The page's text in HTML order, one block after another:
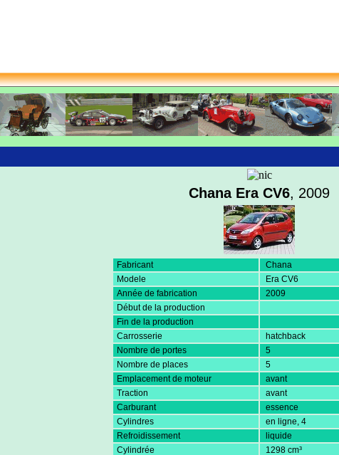
Chana Era CV6, 2009
Fabricant
Chana
Modele
Era CV6
Année de fabrication
2009
Début de la production
Fin de la production
Carrosserie
hatchback
Nombre de portes
5
Nombre de places
5
Emplacement de moteur
avant
Traction
avant
Carburant
essence
Cylindres
en ligne, 4
Refroidissement
liquide
Cylindrée
1298 cm³